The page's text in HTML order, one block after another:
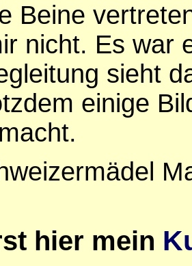
Beine
nicht. Es war
sieht
einige
hier mein